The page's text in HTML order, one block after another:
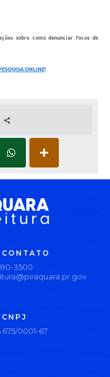
sobre como denunciar focos de
ONLINE!
CONTATO
3500
CNPJ
0001-67